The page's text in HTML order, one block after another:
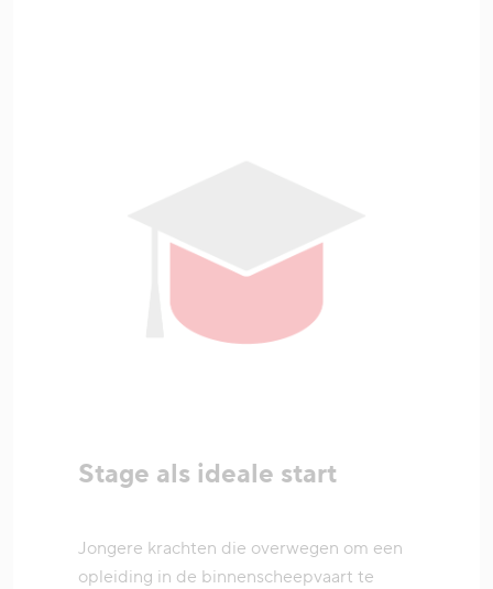
Stage als ideale start
Jongere krachten die overwegen om een
opleiding in de binnenscheepvaart te